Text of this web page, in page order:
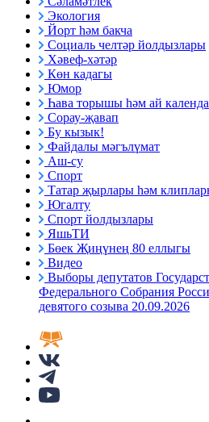
Экология
Йорт һәм бакча
Социаль челтәр йолдызлары
Хәвеф-хәтәр
Көн кадагы
Юмор
Һава торышы һәм ай
Сорау-җавап
Бу кызык!
Файдалы мәгълүмат
Аш-су
Спорт
Татар җырлары һәм
Югалту
Спорт йолдызлары
ЯшьТИ
Бөек Җиңүнең 80 еллыгы
Видео
Выборы депутатов
Федерального Собрания
девятого созыва 20.09.2026